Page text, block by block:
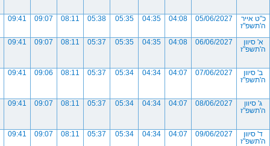
כ"ט אייר
ה'תשפ"ז
05/06/2027
04:08
04:35
05:35
05:38
08:11
09:07
09:41
א' סיוון
ה'תשפ"ז
06/06/2027
04:08
04:35
05:35
05:37
08:11
09:07
09:41
ב' סיוון
ה'תשפ"ז
07/06/2027
04:07
04:34
05:34
05:37
08:11
09:06
09:41
ג' סיוון
ה'תשפ"ז
08/06/2027
04:07
04:34
05:34
05:37
08:11
09:07
09:41
ד' סיוון
ה'תשפ"ז
09/06/2027
04:07
04:34
05:34
05:37
08:11
09:07
09:41